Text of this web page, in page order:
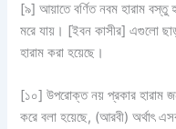
[৯] আয়াতে বর্ণিত নবম হারাম
মরে যায়। [ইবন কাসীর] এগুলো
হারাম করা হয়েছে।
[১০] উপরোক্ত নয় প্রকার হারাম
করে বলা হয়েছে, (আরবী) অর্থাৎ